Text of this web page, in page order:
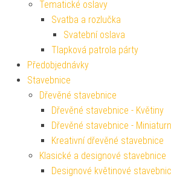
Tematické oslavy
Svatba a rozlučka
Svatební oslava
Tlapková patrola párty
Předobjednávky
Stavebnice
Dřevěné stavebnice
Dřevěné stavebnice - Květiny
Dřevěné stavebnice -
Kreativní dřevěné stavebnice
Klasické a designové stavebnice
Designové květinové